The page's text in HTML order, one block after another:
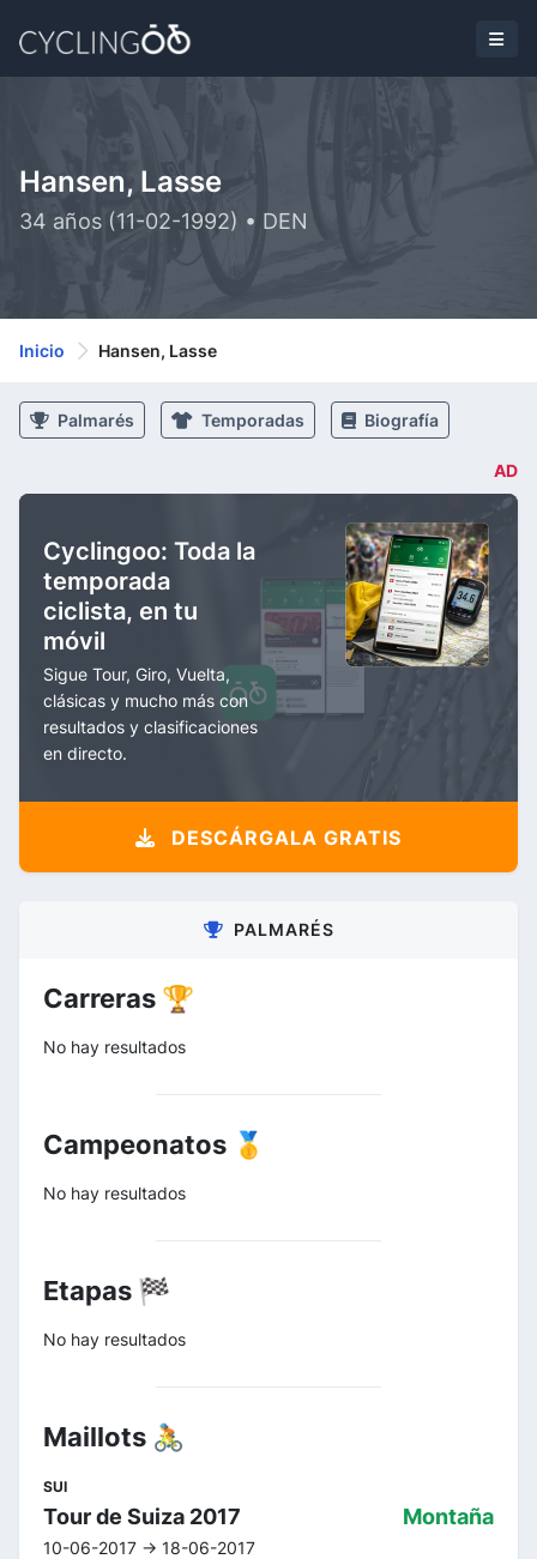
Hansen, Lasse
34 años (11-02-1992) • DEN
Inicio Hansen, Lasse
Palmarés Temporadas Biografía
AD
Cyclingoo: Toda la
temporada
ciclista, en tu
móvil
Sigue Tour, Giro, Vuelta,
clásicas y mucho más con
resultados y clasificaciones
en directo.
DESCÁRGALA GRATIS
PALMARÉS
Carreras 🏆
No hay resultados
Campeonatos 🥇
No hay resultados
Etapas 🏁
No hay resultados
Maillots 🚴
SUI
Tour de Suiza 2017
10-06-2017 -> 18-06-2017
Montaña